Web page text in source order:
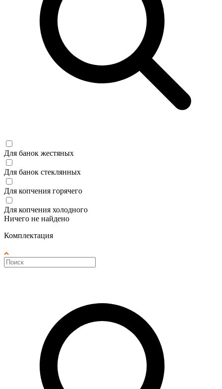
Для банок жестяных
Для банок стеклянных
Для копчения горячего
Для копчения холодного
Ничего не найдено
Комплектация